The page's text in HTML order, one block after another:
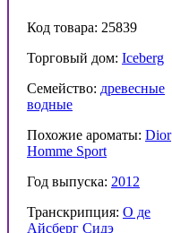
Код товара: 25839
Торговый дом: Iceberg
Семейство: древесные
водные
Похожие ароматы: Dior
Homme Sport
Год выпуска: 2012
Транскрипция: О де
Айсберг Cидэ